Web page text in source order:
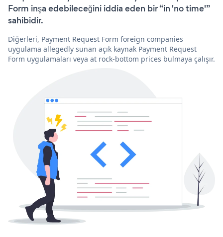
Form inşa edebileceğini iddia eden bir “in 'no time'”
sahibidir.
Diğerleri, Payment Request Form foreign companies
uygulama allegedly sunan açık kaynak Payment Request
Form uygulamaları veya at rock-bottom prices bulmaya çalışır.